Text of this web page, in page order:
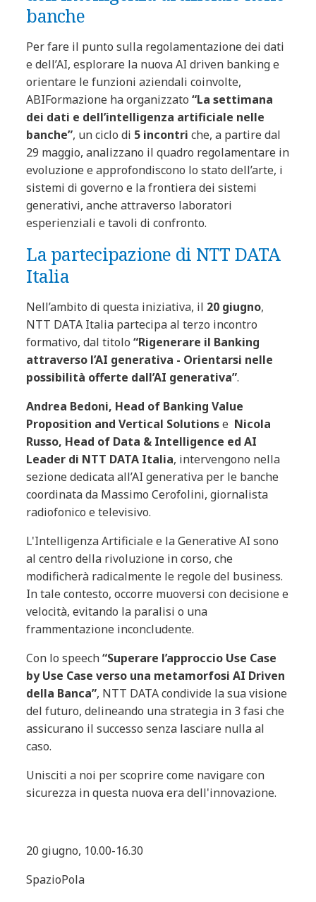
banche
Per fare il punto sulla regolamentazione dei dati
e dell’AI, esplorare la nuova AI driven banking e
orientare le funzioni aziendali coinvolte,
ABIFormazione ha organizzato“La settimana
dei dati e dell’intelligenza artificiale nelle
banche”, un ciclo di 5 incontri che, a partire dal
29 maggio, analizzano il quadro regolamentare in
evoluzione e approfondiscono lo stato dell’arte, i
sistemi di governo e la frontiera dei sistemi
generativi, anche attraverso laboratori
esperienziali e tavoli di confronto.
La partecipazione di NTT DATA
Italia
Nell’ambito di questa iniziativa, il 20 giugno,
NTT DATA Italia partecipa al terzo incontro
formativo, dal titolo“Rigenerare il Banking
attraverso l’AI generativa - Orientarsi nelle
possibilità offerte dall’AI generativa”.
Andrea Bedoni, Head of Banking Value
Proposition and Vertical Solutionse Nicola
Russo, Head of Data & Intelligence ed AI
Leader di NTT DATA Italia, intervengono nella
sezione dedicata all’AI generativa per le banche
coordinata da Massimo Cerofolini, giornalista
radiofonico e televisivo.
L'Intelligenza Artificiale e la Generative AI sono
al centro della rivoluzione in corso, che
modificherà radicalmente le regole del business.
In tale contesto, occorre muoversi con decisione e
velocità, evitando la paralisi o una
frammentazione inconcludente.
Con lo speech“Superare l’approccio Use Case
by Use Case verso una metamorfosi AI Driven
della Banca”, NTT DATA condivide la sua visione
del futuro, delineando una strategia in 3 fasi che
assicurano il successo senza lasciare nulla al
caso.
Unisciti a noi per scoprire come navigare con
sicurezza in questa nuova era dell'innovazione.
20 giugno, 10.00-16.30
SpazioPola